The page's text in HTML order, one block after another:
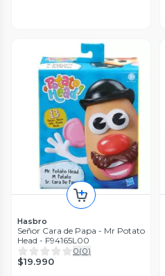
Hasbro
Señor Cara de Papa - Mr Potato
Head - F94165L00
0(0)
$19.990